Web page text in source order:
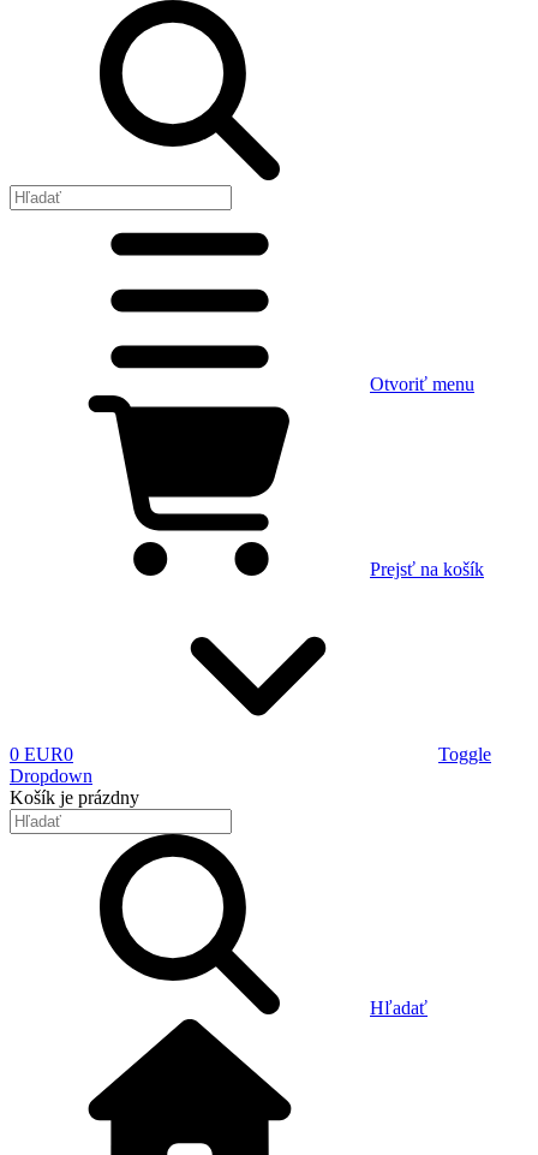
Otvoriť menu
Prejsť na košík
0 EUR0
Toggle
Dropdown
Košík je prázdny
Hľadať